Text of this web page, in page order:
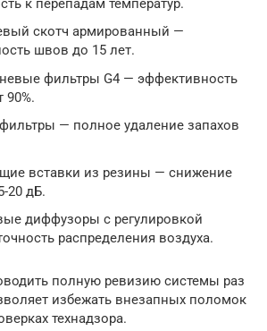
к перепадам температур.
скотч армированный —
швов до 15 лет.
фильтры G4 — эффективность
90%.
— полное удаление запахов
вставки из резины — снижение
20 дБ.
диффузоры с регулировкой
распределения воздуха.
полную ревизию системы раз
избежать внезапных поломок
технадзора.